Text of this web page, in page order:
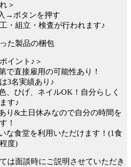
＞
→ボタンを押す
・組立・検査が行われます♪
た製品の梱包
イント♪＞
で直接雇用の可能性あり！
3名実績あり♪
、ひげ、ネイルOK！自分らしく
す♪
り&土日休みなので自分の時間を
！
な食堂を利用いただけます！(1食
度)
は面談時にご説明させていただき